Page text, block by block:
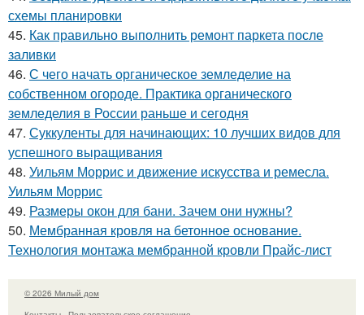
схемы планировки
45. Как правильно выполнить ремонт паркета после
заливки
46. С чего начать органическое земледелие на
собственном огороде. Практика органического
земледелия в России раньше и сегодня
47. Суккуленты для начинающих: 10 лучших видов для
успешного выращивания
48. Уильям Моррис и движение искусства и ремесла.
Уильям Моррис
49. Размеры окон для бани. Зачем они нужны?
50. Мембранная кровля на бетонное основание.
Технология монтажа мембранной кровли Прайс-лист
© 2026 Милый дом